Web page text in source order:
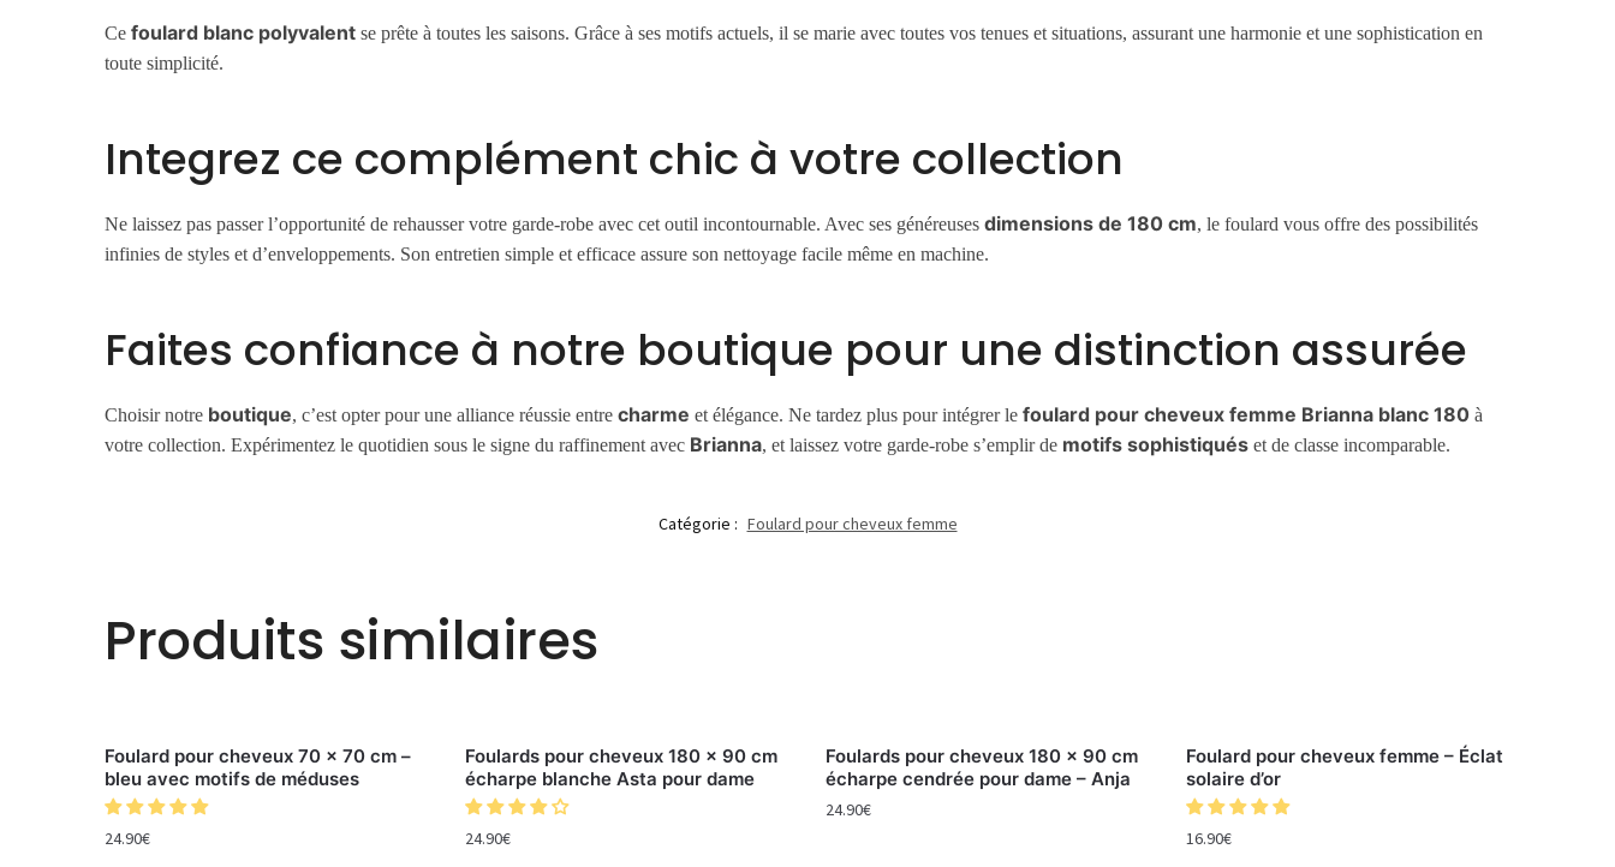
Cefoulard blanc polyvalent se prête à toutes les saisons. Grâce à ses motifs actuels, il se marie avec toutes vos tenues et situations, assurant une harmonie et une sophistication en
toute simplicité.
Integrez ce complément chic à votre collection
Ne laissez pas passer l’opportunité de rehausser votre garde-robe avec cet outil incontournable. Avec ses généreusesdimensions de 180 cm, le foulard vous offre des possibilités
infinies de styles et d’enveloppements. Son entretien simple et efficace assure son nettoyage facile même en machine.
Faites confiance à notre boutique pour une distinction assurée
Choisir notre boutique, c’est opter pour une alliance réussie entrecharme et élégance. Ne tardez plus pour intégrer lefoulard pour cheveux femme Brianna blanc 180 à
votre collection. Expérimentez le quotidien sous le signe du raffinement avec Brianna, et laissez votre garde-robe s’emplir de motifs sophistiqués et de classe incomparable.
Catégorie : Foulard pour cheveux femme
Produits similaires
Foulard pour cheveux 70 x 70 cm –
bleu avec motifs de méduses
24.90€
Foulards pour cheveux 180 x 90 cm
écharpe blanche Asta pour dame
24.90€
Foulards pour cheveux 180 x 90 cm
écharpe cendrée pour dame – Anja
24.90€
Foulard pour cheveux femme – Éclat
solaire d’or
16.90€